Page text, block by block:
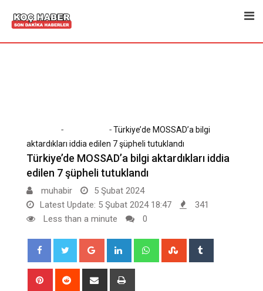
- -Türkiye’de MOSSAD’a bilgi
aktardıkları iddia edilen 7 şüpheli tutuklandı
Türkiye’de MOSSAD’a bilgi aktardıkları iddia
edilen 7 şüpheli tutuklandı
muhabir
5 Şubat 2024
Latest Update: 5 Şubat 2024 18:47
341
Less than a minute
0
Google+ LinkedIn WhatsappStumbleUpon
Pinterest Reddit
Share